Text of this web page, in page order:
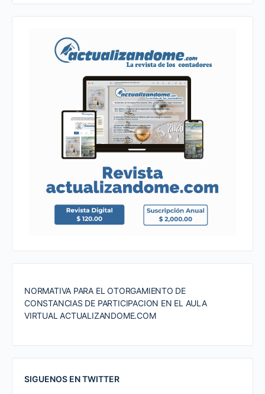
NORMATIVA PARA EL OTORGAMIENTO DE
CONSTANCIAS DE PARTICIPACION EN EL AULA
VIRTUAL ACTUALIZANDOME.COM
SIGUENOS EN TWITTER